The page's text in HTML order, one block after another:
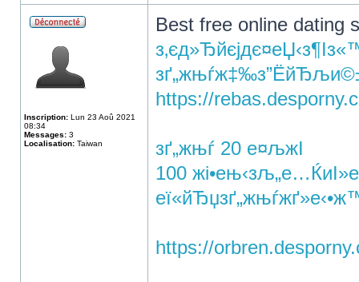
Inscription: Lun 23 Aoû 2021
08:34
Messages: 3
Localisation: Taiwan
Best free online dating
https://
зґ„жњѓ 20 е¤љж­І
100
https://